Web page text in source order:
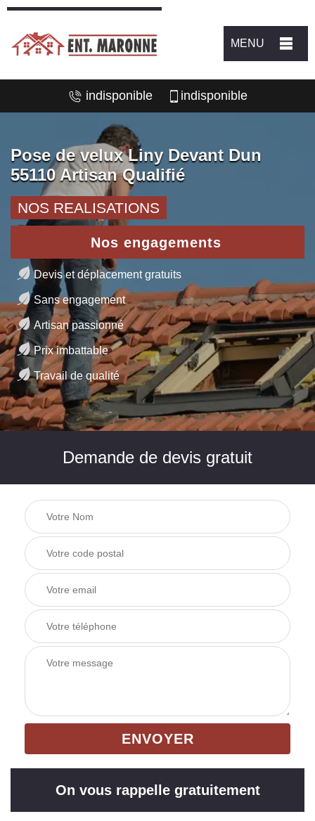
MENU
indisponible indisponible
Pose de velux Liny Devant Dun
55110 Artisan Qualifié
NOS REALISATIONS
Nos engagements
Devis et déplacement gratuits
Sans engagement
Artisan passionné
Prix imbattable
Travail de qualité
Demande de devis gratuit
On vous rappelle gratuitement